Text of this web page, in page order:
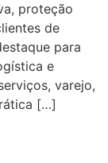
proteção
de
para
e
varejo,
[…]